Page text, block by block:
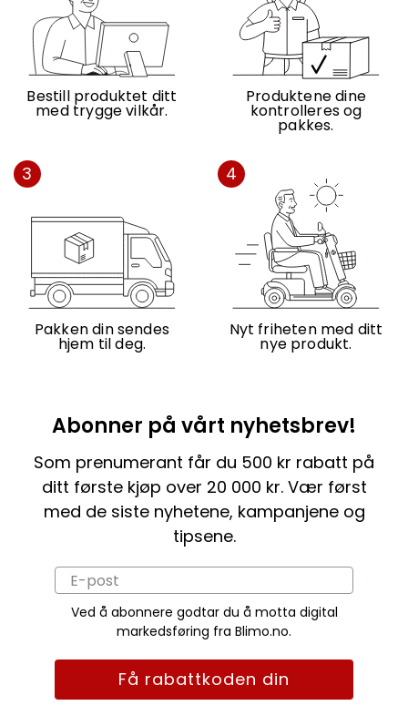
Bestill produktet ditt
med trygge vilkår.
Produktene dine
kontrolleres og
pakkes.
3
Pakken din sendes
hjem til deg.
4
Nyt friheten med ditt
nye produkt.
Abonner på vårt nyhetsbrev!
Som prenumerant får du 500 kr rabatt på
ditt første kjøp over 20 000 kr. Vær først
med de siste nyhetene, kampanjene og
tipsene.
Ved å abonnere godtar du å motta digital
markedsføring fra Blimo.no.
Få rabattkoden din